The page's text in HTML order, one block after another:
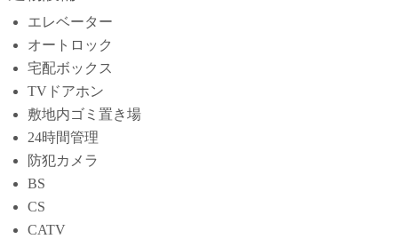
エレベーター
オートロック
宅配ボックス
TVドアホン
敷地内ゴミ置き場
24時間管理
防犯カメラ
BS
CS
CATV